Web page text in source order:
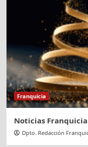
Franquicia
Noticias
Dpto. Redacción